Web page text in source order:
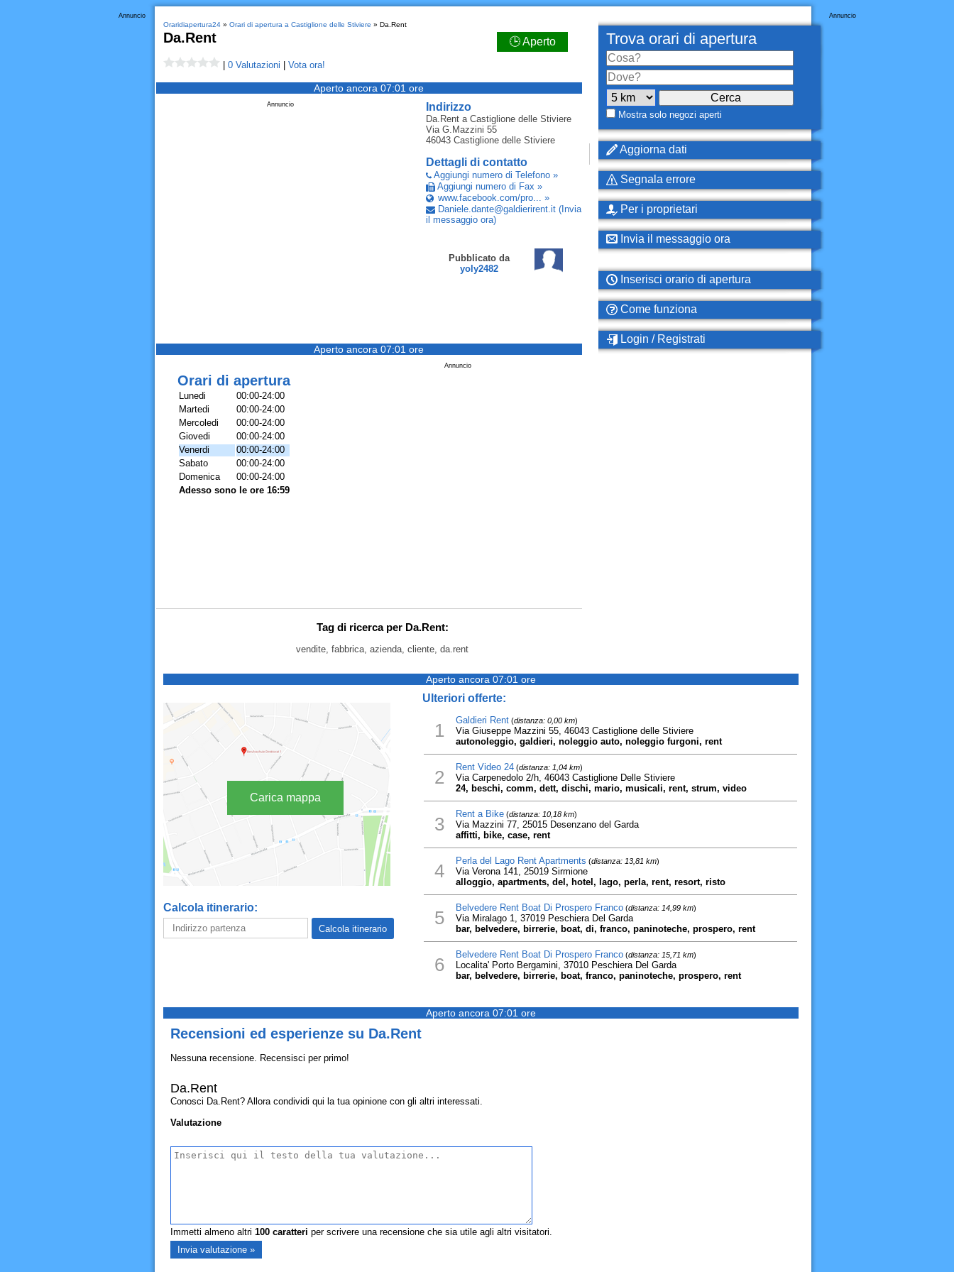
Annuncio
Oraridiapertura24» Orari di apertura a Castiglione delle Stiviere » Da.Rent
Da.Rent 🕒 Aperto
0 Valutazioni Vota ora!
Aperto ancora 07:01 ore
Indirizzo
Da.Renta Castiglione delle Stiviere
Via G.Mazzini 55
46043 Castiglione delle Stiviere
Dettagli di contatto
Aggiungi numero di Telefono »
Aggiungi numero di Fax »
www.facebook.com/pro... »
Daniele.dante@galdierirent.it (Invia
il messaggio ora)
Pubblicato da
yoly2482
Annuncio
Aperto ancora 07:01 ore
Annuncio
Orari di apertura
Lunedi
00:00-24:00
Martedi
00:00-24:00
Mercoledi
00:00-24:00
Giovedi
00:00-24:00
Venerdi
00:00-24:00
Sabato
00:00-24:00
Domenica
00:00-24:00
Adesso sono le ore 16:59
Tag di ricerca per Da.Rent:
vendite, fabbrica, azienda, cliente, da.rent
Annuncio
Trova orari di apertura
Mostra solo negozi aperti
Aggiorna dati
Segnala errore
Per i proprietari
Invia il messaggio ora
Inserisci orario di apertura
Come funziona
Login / Registrati
Aperto ancora 07:01 ore
Carica mappa
Calcola itinerario:
Ulteriori offerte:
1 Galdieri Rent(distanza: 0,00 km)
Via Giuseppe Mazzini 55, 46043 Castiglione delle Stiviere
autonoleggio, galdieri, noleggio auto, noleggio furgoni, rent
2 Rent Video 24(distanza: 1,04 km)
Via Carpenedolo 2/h, 46043 Castiglione Delle Stiviere
24, beschi, comm, dett, dischi, mario, musicali, rent, strum, video
3 Rent a Bike(distanza: 10,18 km)
Via Mazzini 77, 25015 Desenzano del Garda
affitti, bike, case, rent
4 Perla del Lago Rent Apartments (distanza: 13,81 km)
Via Verona 141, 25019 Sirmione
alloggio, apartments, del, hotel, lago, perla, rent, resort, risto
5 Belvedere Rent Boat Di Prospero Franco(distanza: 14,99 km)
Via Miralago 1, 37019 Peschiera Del Garda
bar, belvedere, birrerie, boat, di, franco, paninoteche, prospero, rent
6 Belvedere Rent Boat Di Prospero Franco(distanza: 15,71 km)
Localita' Porto Bergamini, 37010 Peschiera Del Garda
bar, belvedere, birrerie, boat, franco, paninoteche, prospero, rent
Aperto ancora 07:01 ore
Recensioni ed esperienze su Da.Rent
Nessuna recensione. Recensisci per primo!
Da.Rent
Conosci Da.Rent? Allora condividi qui la tua opinione con gli altri interessati.
Valutazione
Immetti almeno altri 100caratteri per scrivere una recensione che sia utile agli altri visitatori.